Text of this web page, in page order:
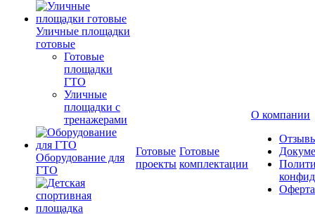
Уличные площадки
готовые
Готовые
площадки
ГТО
Уличные
площадки с
тренажерами
Оборудование для
ГТО
Готовые
проекты
Готовые
комплектации
О компании
Оферта